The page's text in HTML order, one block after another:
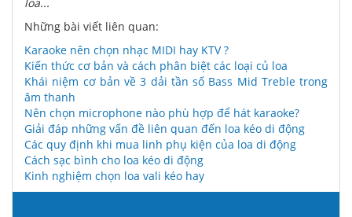
Những bài viết liên quan:
Karaoke nên chọn nhạc MIDI hay KTV ?
Kiến thức cơ bản và cách phân biệt các loại củ loa
Khái niệm cơ bản về 3 dải tần số Bass Mid Treble trong
âm thanh
Nên chọn microphone nào phù hợp để hát karaoke?
Giải đáp những vấn đề liên quan đến loa kéo di động
Các quy định khi mua linh phụ kiện của loa di động
Cách sạc bình cho loa kéo di động
Kinh nghiệm chọn loa vali kéo hay